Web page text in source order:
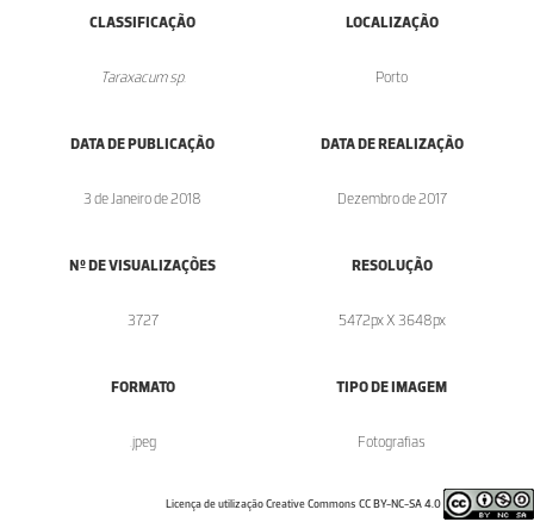
CLASSIFICAÇÃO
Taraxacum sp.
LOCALIZAÇÃO
Porto
DATA DE PUBLICAÇÃO
3 de Janeiro de 2018
DATA DE REALIZAÇÃO
Dezembro de 2017
Nº DE VISUALIZAÇÕES
3727
RESOLUÇÃO
5472px X 3648px
FORMATO
.jpeg
TIPO DE IMAGEM
Fotografias
Licença de utilização Creative Commons CC BY-NC-SA 4.0